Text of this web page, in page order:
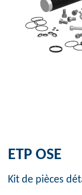
ETP OSE
Kit de pièces